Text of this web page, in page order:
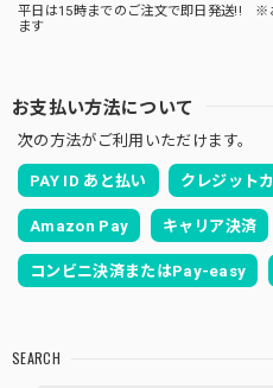
平日は15時までのご注文で即日発送!! ※
ます
お支払い方法について
次の方法がご利用いただけます。
PAY ID あと払い クレジット
Amazon Pay キャリア決済
コンビニ決済またはPay-easy
SEARCH